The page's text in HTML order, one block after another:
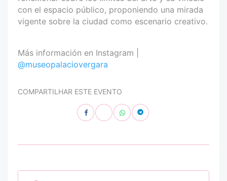
con el espacio público, proponiendo una mirada
vigente sobre la ciudad como escenario creativo.
Más información en Instagram |
@museopalaciovergara
COMPARTILHAR ESTE EVENTO